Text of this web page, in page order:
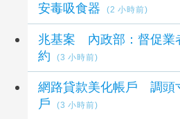
安毒吸食器
(2 小時前)
兆基案 內政部：督促業
約
(3 小時前)
網路貸款美化帳戶 調頭
戶
(3 小時前)